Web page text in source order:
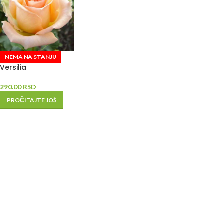
NEMA NA STANJU
Versilia
290.00RSD
PROČITAJTE JOŠ